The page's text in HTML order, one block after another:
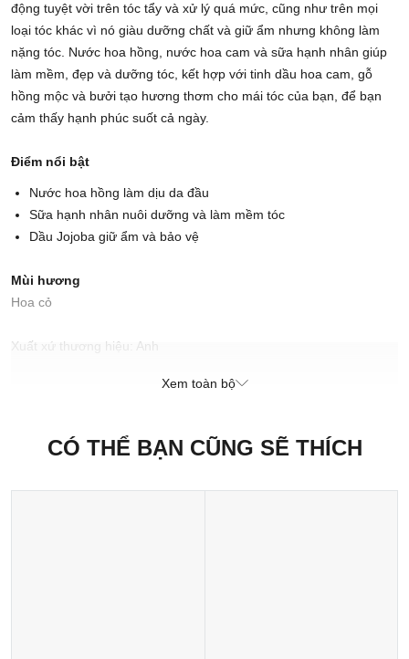
động tuyệt vời trên tóc tẩy và xử lý quá mức, cũng như trên mọi
loại tóc khác vì nó giàu dưỡng chất và giữ ẩm nhưng không làm
nặng tóc. Nước hoa hồng, nước hoa cam và sữa hạnh nhân giúp
làm mềm, đẹp và dưỡng tóc, kết hợp với tinh dầu hoa cam, gỗ
hồng mộc và bưởi tạo hương thơm cho mái tóc của bạn, để bạn
cảm thấy hạnh phúc suốt cả ngày.
Điểm nổi bật
Nước hoa hồng làm dịu da đầu
Sữa hạnh nhân nuôi dưỡng và làm mềm tóc
Dầu Jojoba giữ ẩm và bảo vệ
Mùi hương
Hoa cỏ
Xuất xứ thương hiệu: Anh
Xem toàn bộ
CÓ THỂ BẠN CŨNG SẼ THÍCH